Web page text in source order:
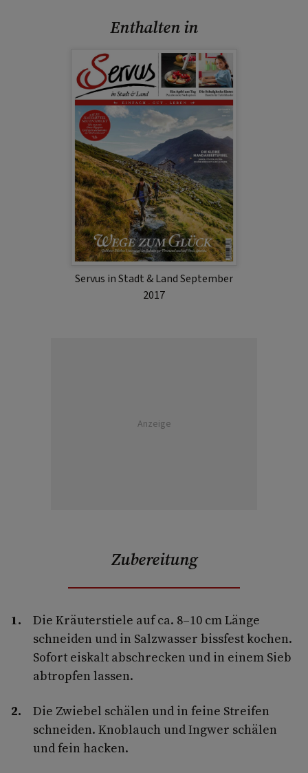
Enthalten in
Servus in Stadt & Land September
2017
Anzeige
Zubereitung
Die Kräuterstiele auf ca. 8–10 cm Länge
schneiden und in Salzwasser bissfest kochen.
Sofort eiskalt abschrecken und in einem Sieb
abtropfen lassen.
Die Zwiebel schälen und in feine Streifen
schneiden. Knoblauch und Ingwer schälen
und fein hacken.